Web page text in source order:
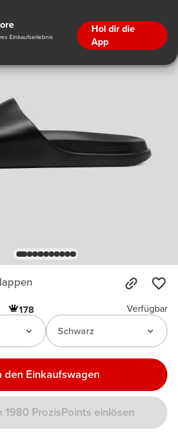
Einkaufserlebnis
Hol dir die
App
178
Verfügbar
Schwarz
den Einkaufswagen
1980 ProzisPoints einlösen